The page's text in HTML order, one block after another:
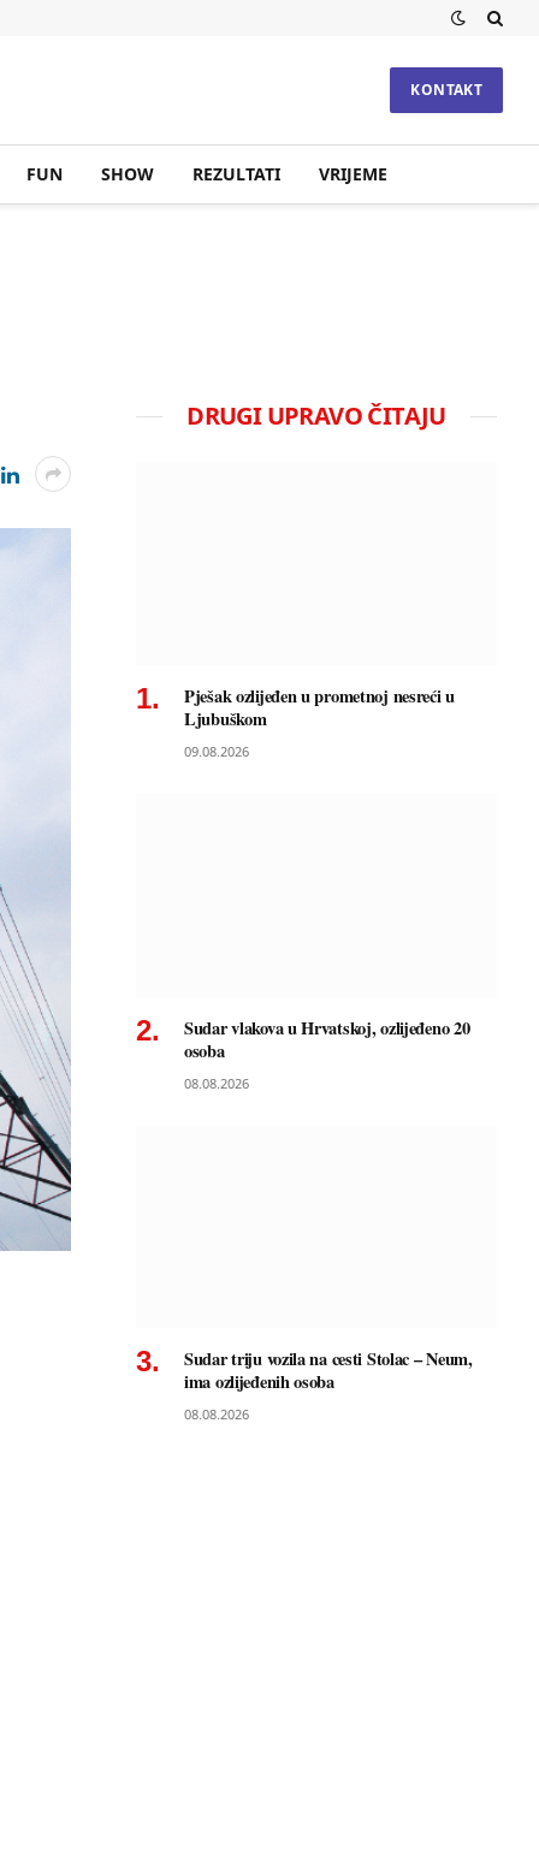
KONTAKT
FUN SHOW REZULTATI VRIJEME
DRUGI UPRAVO ČITAJU
Pješak ozlijeđen u prometnoj nesreći u
Ljubuškom
09.08.2026
Sudar vlakova u Hrvatskoj, ozlijeđeno 20
osoba
08.08.2026
Sudar triju vozila na cesti Stolac – Neum,
ima ozlijeđenih osoba
08.08.2026